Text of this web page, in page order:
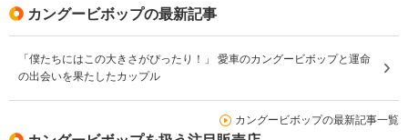
カングービボップの最新記事
「僕たちにはこの大きさがぴったり！」 愛車のカングービボップと運命
の出会いを果たしたカップル
カングービボップの最新記事一覧